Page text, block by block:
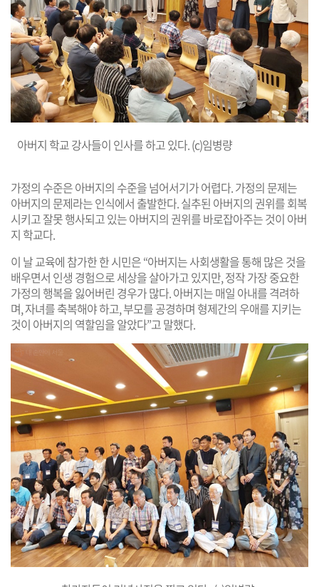
아버지 학교 강사들이 인사를 하고 있다. (c)임병량
가정의 수준은 아버지의 수준을 넘어서기가 어렵다. 가정의 문제는
아버지의 문제라는 인식에서 출발한다. 실추된 아버지의 권위를 회복
시키고 잘못 행사되고 있는 아버지의 권위를 바로잡아주는 것이 아버
지 학교다.
이 날 교육에 참가한 한 시민은 “아버지는 사회생활을 통해 많은 것을
배우면서 인생 경험으로 세상을 살아가고 있지만, 정작 가장 중요한
가정의 행복을 잃어버린 경우가 많다. 아버지는 매일 아내를 격려하
며, 자녀를 축복해야 하고, 부모를 공경하며 형제간의 우애를 지키는
것이 아버지의 역할임을 알았다”고 말했다.